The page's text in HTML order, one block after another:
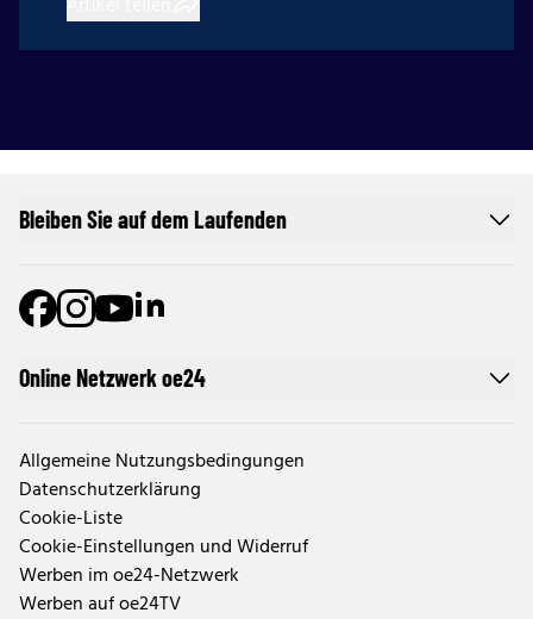
Online Netzwerk oe24
Allgemeine Nutzungsbedingungen
Datenschutzerklärung
Cookie-Liste
Cookie-Einstellungen und Widerruf
Werben im oe24-Netzwerk
Werben auf oe24TV
Bleiben Sie auf dem Laufenden